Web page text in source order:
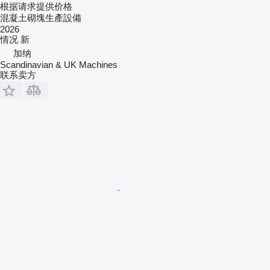
根据请求提供价格
混凝土砌塊生產設備
2026
情况 新
加纳
Scandinavian & UK Machines
联系卖方